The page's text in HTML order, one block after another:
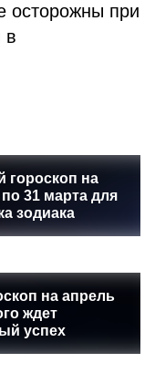
осторожны при
в
на
31 марта для
зодиака
на апрель
ждет
успех